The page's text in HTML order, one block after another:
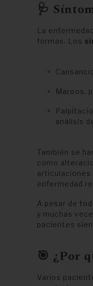
🩺
La
formas. Los
Mareos,
análisis
También se
como
articulaciones
enfermedad
A pesar de
y muchas
pacientes
🎯 ¿Por
Varios